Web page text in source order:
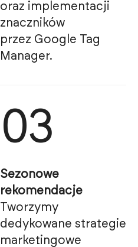
oraz implementacji
znaczników
przez Google Tag
Manager.
03
Sezonowe
rekomendacje
Tworzymy
dedykowane strategie
marketingowe